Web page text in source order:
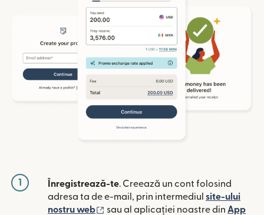
1 Înregistrează-te. Creează un cont folosind
adresa ta de e-mail, prin intermediul site-ului
nostru web
(se deschide într-o fereastră nouă)
sau al aplicației noastre din App